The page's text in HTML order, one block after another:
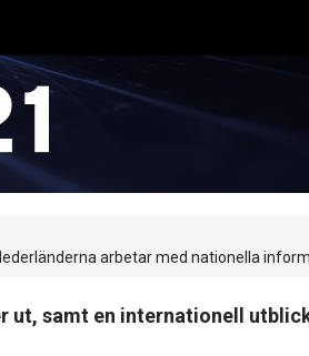
arbetar med nationella
ut, samt en internationell